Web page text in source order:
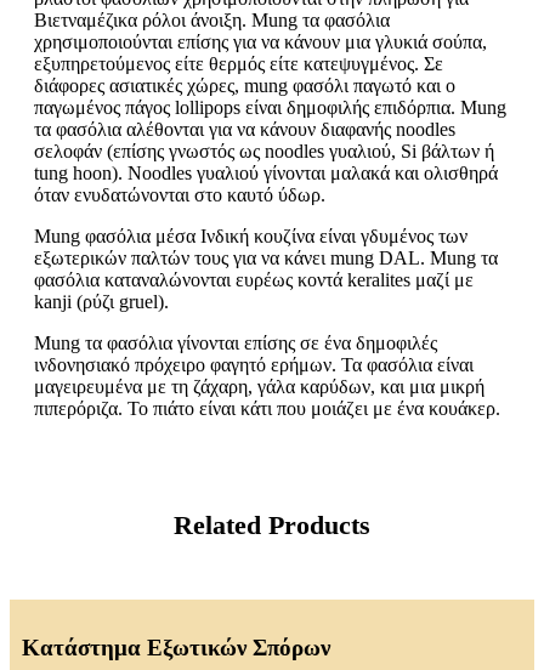
Βιετναμέζικα ρόλοι άνοιξη. Mung τα φασόλια
χρησιμοποιούνται επίσης για να κάνουν μια γλυκιά σούπα,
εξυπηρετούμενος είτε θερμός είτε κατεψυγμένος. Σε
διάφορες ασιατικές χώρες, mung φασόλι παγωτό και ο
παγωμένος πάγος lollipops είναι δημοφιλής επιδόρπια. Mung
τα φασόλια αλέθονται για να κάνουν διαφανής noodles
σελοφάν (επίσης γνωστός ως noodles γυαλιού, Si βάλτων ή
tung hoon). Noodles γυαλιού γίνονται μαλακά και ολισθηρά
όταν ενυδατώνονται στο καυτό ύδωρ.
Mung φασόλια μέσα Ινδική κουζίνα είναι γδυμένος των
εξωτερικών παλτών τους για να κάνει mung DAL. Mung τα
φασόλια καταναλώνονται ευρέως κοντά keralites μαζί με
kanji (ρύζι gruel).
Mung τα φασόλια γίνονται επίσης σε ένα δημοφιλές
ινδονησιακό πρόχειρο φαγητό ερήμων. Τα φασόλια είναι
μαγειρευμένα με τη ζάχαρη, γάλα καρύδων, και μια μικρή
πιπερόριζα. Το πιάτο είναι κάτι που μοιάζει με ένα κουάκερ.
Related Products
Κατάστημα Εξωτικών Σπόρων